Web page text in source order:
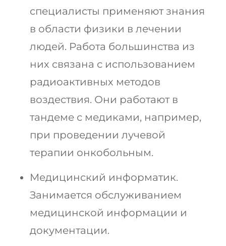
специалисты применяют знания
в области физики в лечении
людей. Работа большинства из
них связана с использованием
радиоактивных методов
воздествия. Они работают в
тандеме с медиками, например,
при проведении лучевой
терапии онкобольным.
Медицинский информатик.
Занимается обслуживанием
медицинской информации и
документации.